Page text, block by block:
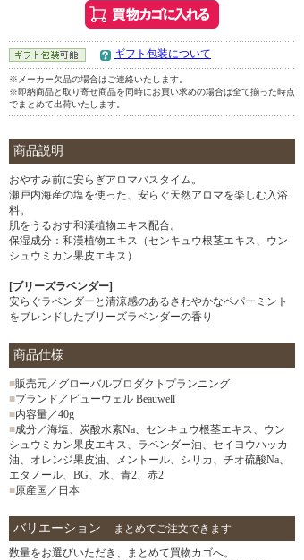
ギフト包装について
※メーカー欠品の場合はご連絡いたします。
※即納商品と取り寄せ商品を同時にお買い求めの場合は全て揃った時点
でまとめて出荷いたします。
商品説明
おやすみ前に安らぎアロマバスタイム。
瀬戸内海産の塩を使った、安らぐ天然アロマを楽しむ入浴
料。
肌をうるおす和漢植物エキス配合。
保湿成分：和漢植物エキス（センキュウ根茎エキス、ウン
シュウミカン果皮エキス）
[ブリーズラベンダー]
安らぐラベンダーと清涼感のあるさわやかなペパーミント
をブレンドしたブリーズラベンダーの香り
商品仕様
■販売元／グローバルプロダクトプランニング
■ブランド／ビューウェル Beauwell
■内容量／40g
■成分／海塩、炭酸水素Na、センキュウ根茎エキス、ウン
シュウミカン果皮エキス、ラベンダー油、セイヨウハッカ
油、オレンジ果皮油、メントール、シリカ、チオ硫酸Na、
エタノール、BG、水、青2、赤2
■原産国／日本
バリエーション
まとめてご注文できます
数量をお選びいただき、まとめて買物カゴへ。